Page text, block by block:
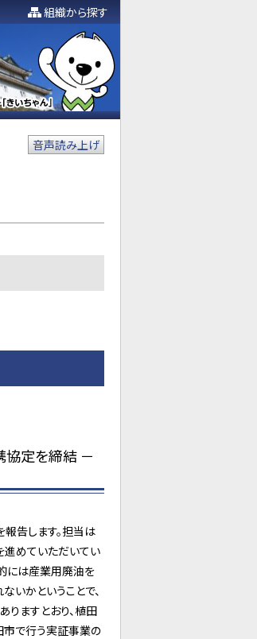
組織から探す
音声読み上げ
定を締結 －
告します。担当は
進めていただいてい
には産業用廃油を
いかということで、
りますとおり、植田
市で行う実証事業の